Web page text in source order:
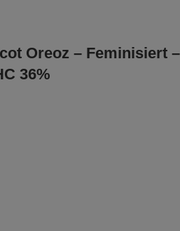
Oreoz – Feminisiert –
36%